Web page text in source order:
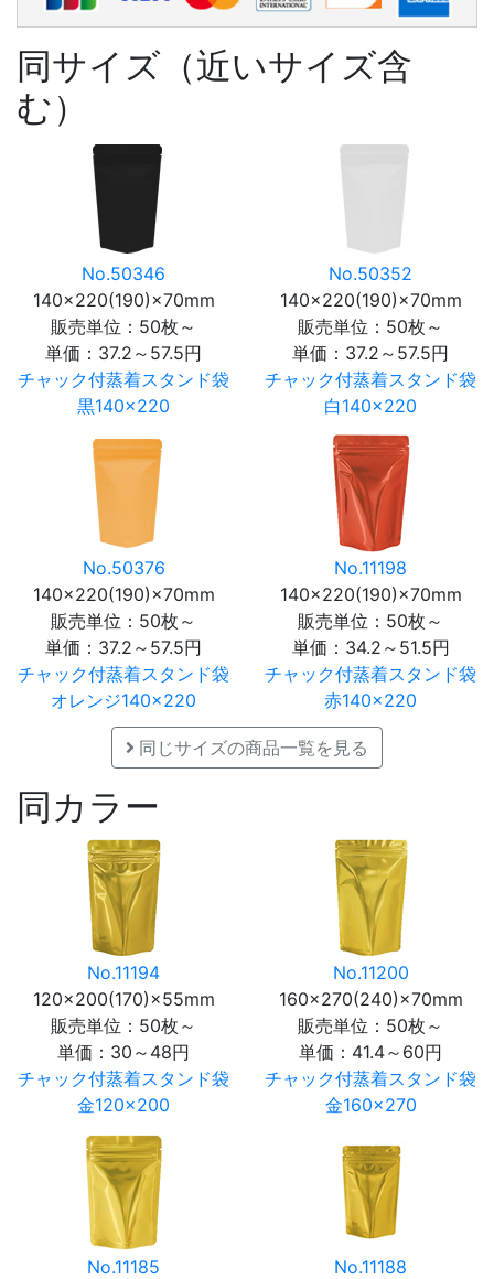
同サイズ（近いサイズ含
む）
No.50346
140×220(190)×70mm
販売単位：50枚～
単価： 37.2～57.5円
チャック付蒸着スタンド袋
黒140×220
No.50352
140×220(190)×70mm
販売単位：50枚～
単価： 37.2～57.5円
チャック付蒸着スタンド袋
白140×220
No.50376
140×220(190)×70mm
販売単位：50枚～
単価： 37.2～57.5円
チャック付蒸着スタンド袋
オレンジ140×220
No.11198
140×220(190)×70mm
販売単位：50枚～
単価： 34.2～51.5円
チャック付蒸着スタンド袋
赤140×220
同じサイズの商品一覧を見る
同カラー
No.11194
120×200(170)×55mm
販売単位：50枚～
単価： 30～48円
チャック付蒸着スタンド袋
金120×200
No.11200
160×270(240)×70mm
販売単位：50枚～
単価： 41.4～60円
チャック付蒸着スタンド袋
金160×270
No.11185
No.11188